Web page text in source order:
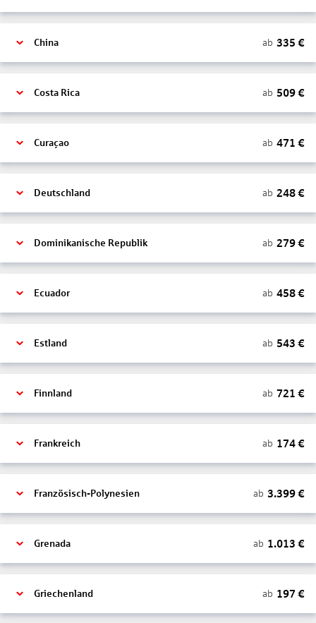
China ab 335 €
Costa Rica ab 509€
Curaçao ab 471 €
Deutschland ab 248€
Dominikanische Republik ab 279€
Ecuador ab 458€
Estland ab 543 €
Finnland ab 721 €
Frankreich ab 174€
Französisch-Polynesien ab 3.399€
Grenada ab 1.013 €
Griechenland ab 197 €